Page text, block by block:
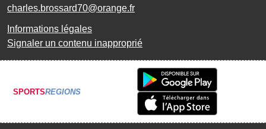
charles.brossard70@orange.fr
Informations légales
Signaler un contenu inapproprié
SPORTSREGIONS